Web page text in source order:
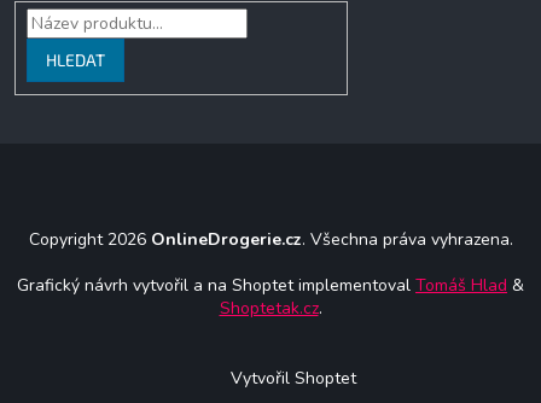
HLEDAT
Copyright 2026 OnlineDrogerie.cz. Všechna práva vyhrazena.
Grafický návrh vytvořil a na Shoptet implementoval Tomáš Hlad &
Shoptetak.cz.
Vytvořil Shoptet